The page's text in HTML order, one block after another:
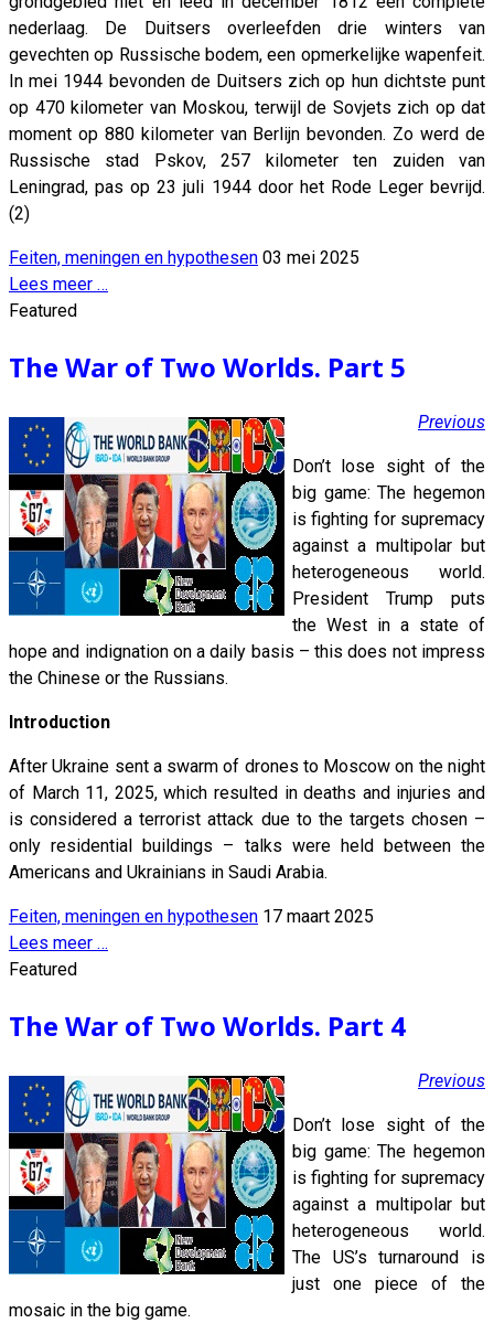
nederlaag. De Duitsers overleefden drie winters van
gevechten op Russische bodem, een opmerkelijke wapenfeit.
In mei 1944 bevonden de Duitsers zich op hun dichtste punt
op 470 kilometer van Moskou, terwijl de Sovjets zich op dat
moment op 880 kilometer van Berlijn bevonden. Zo werd de
Russische stad Pskov, 257 kilometer ten zuiden van
Leningrad, pas op 23 juli 1944 door het Rode Leger bevrijd.
(2)
Feiten, meningen en hypothesen 03 mei 2025
Lees meer …
Featured
The War of Two Worlds. Part 5
Previous
Don’t lose sight of the
big game: The hegemon
is fighting for supremacy
against a multipolar but
heterogeneous world.
President Trump puts
the West in a state of
hope and indignation on a daily basis – this does not impress
the Chinese or the Russians.
Introduction
After Ukraine sent a swarm of drones to Moscow on the night
of March 11, 2025, which resulted in deaths and injuries and
is considered a terrorist attack due to the targets chosen –
only residential buildings – talks were held between the
Americans and Ukrainians in Saudi Arabia.
Feiten, meningen en hypothesen 17 maart 2025
Lees meer …
Featured
The War of Two Worlds. Part 4
Previous
Don’t lose sight of the
big game: The hegemon
is fighting for supremacy
against a multipolar but
heterogeneous world.
The US’s turnaround is
just one piece of the
mosaic in the big game.